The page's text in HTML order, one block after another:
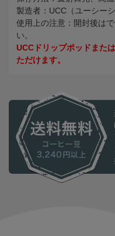
製造者：UCC（ユーシー
使用上の注意：開封後は
い。
UCCドリップポッドまた
ただけます。